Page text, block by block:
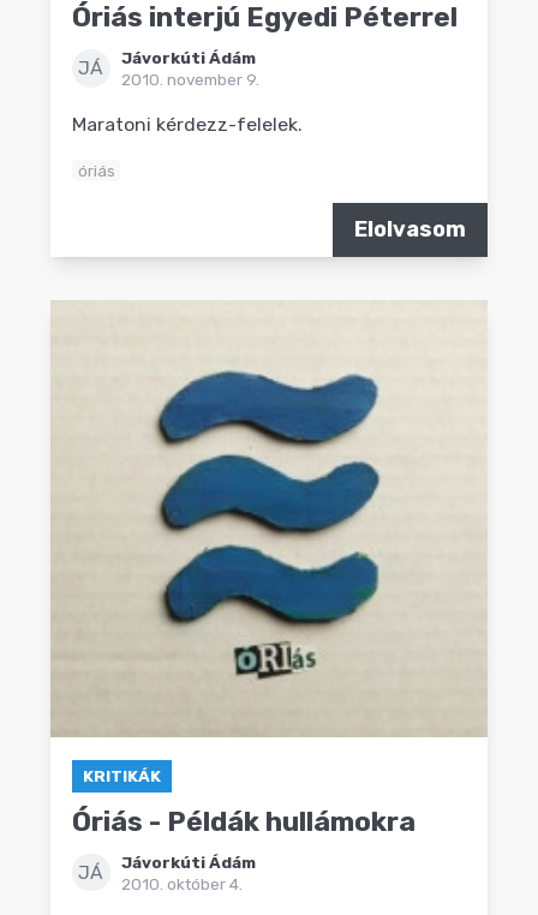
Óriás interjú Egyedi Péterrel
JÁ
Jávorkúti Ádám
2010. november 9.
Maratoni kérdezz-felelek.
óriás
Elolvasom
KRITIKÁK
Óriás - Példák hullámokra
JÁ
Jávorkúti Ádám
2010. október 4.